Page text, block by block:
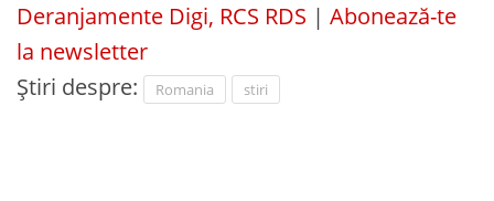
Deranjamente Digi, RCS RDS | Abonează-te
la newsletter
Știri despre:
Romania stiri